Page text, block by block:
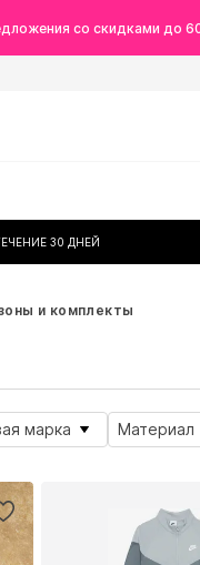
со скидками до
30 ДНЕЙ
и комплекты
марка Материал